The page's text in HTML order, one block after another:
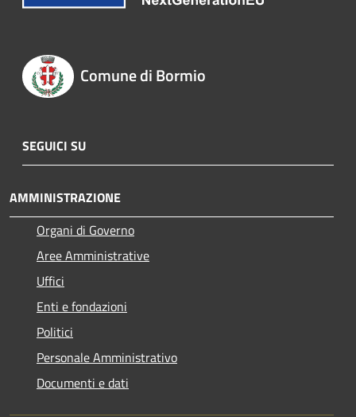
Comune di Bormio
SEGUICI SU
AMMINISTRAZIONE
Organi di Governo
Aree Amministrative
Uffici
Enti e fondazioni
Politici
Personale Amministrativo
Documenti e dati